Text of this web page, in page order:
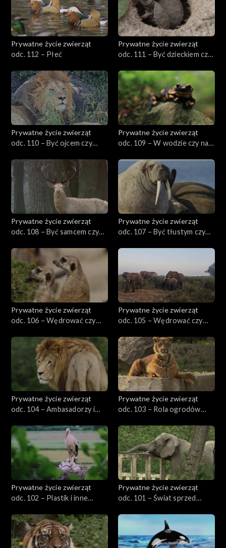
Prywatne życie zwierząt
odc. 112 – Płeć
Prywatne życie zwierząt
odc. 111 – Być dzieckiem czy
Prywatne życie zwierząt
odc. 110 – Być ojcem czy
Prywatne życie zwierząt
odc. 109 – W wodzie czy na
Prywatne życie zwierząt
odc. 108 – Być samcem czy
Prywatne życie zwierząt
odc. 107 – Być tłustym czy
Prywatne życie zwierząt
odc. 106 – Wędrować czy
Prywatne życie zwierząt
odc. 105 – Wędrować czy
Prywatne życie zwierząt
odc. 104 – Ambasadorzy i
Prywatne życie zwierząt
odc. 103 – Rola ogrodów
Prywatne życie zwierząt
odc. 102 – Plastik i inne
Prywatne życie zwierząt
odc. 101 – Świat sprzed